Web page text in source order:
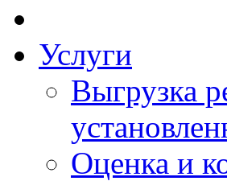
Услуги
Выгрузка
Оценка и